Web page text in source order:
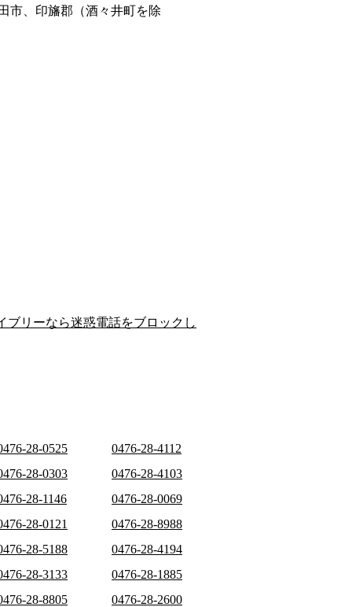
市、印旛郡（酒々井町を除
ブリーなら迷惑電話をブロックし
28-0525
0476-28-4112
28-0303
0476-28-4103
28-1146
0476-28-0069
28-0121
0476-28-8988
28-5188
0476-28-4194
28-3133
0476-28-1885
28-8805
0476-28-2600